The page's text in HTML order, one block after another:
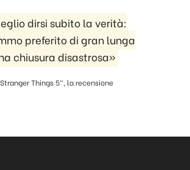
dirsi subito la verità:
preferito di gran lunga
chiusura disastrosa»
Things 5", la recensione